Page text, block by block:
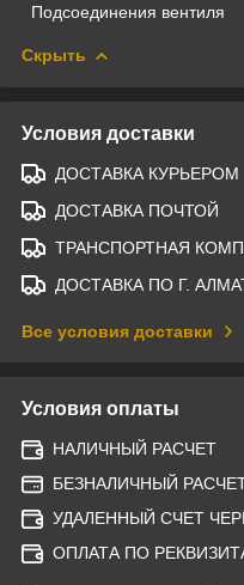
Подсоединения вентиля
Скрыть
Условия доставки
ДОСТАВКА КУРЬЕРОМ
ДОСТАВКА ПОЧТОЙ
ТРАНСПОРТНАЯ
ДОСТАВКА ПО Г.
Все условия доставки
Условия оплаты
НАЛИЧНЫЙ РАСЧЕТ
БЕЗНАЛИЧНЫЙ
УДАЛЕННЫЙ СЧЕТ
ОПЛАТА ПО